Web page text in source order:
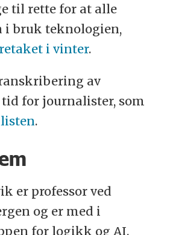
til rette for at alle
i bruk teknologien,
i vinter.
av
for journalister, som
.
er professor ved
og er med i
for logikk og AI.